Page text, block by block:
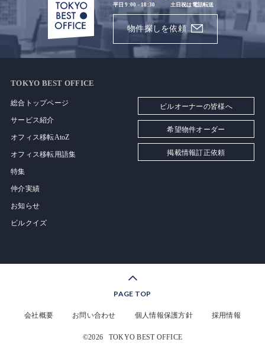
平日 9:00 - 18:30 土日祝は電話転送
物件探しを依頼
TOKYO BEST OFFICE
総合トップページ
サービス紹介
オフィス移転AtoZ
オフィス移転用語集
特集
仲介実績
お知らせ
ビルクイズ
ビルオーナーの皆様へ
希望物件オーダー
掲載情報訂正依頼
PAGE TOP
会社概要 お問い合わせ 個人情報保護方針 採用情報
©2026 TOKYO BEST OFFICE